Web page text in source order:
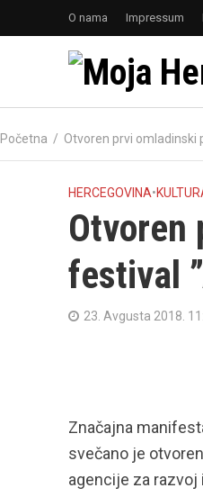
O nama Impressum
Početna / Otvoren prvi omladinski
HERCEGOVINA•
Otvoren
festival
23. Avgusta 2018.
Značajna
svečano je
agencije za razvoj